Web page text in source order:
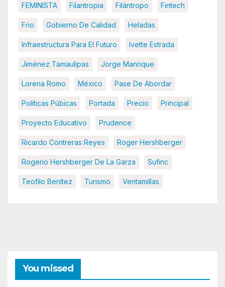
FEMINISTA Filantropia Filántropo Fintech
Frio Gobierno De Calidad Heladas
Infraestructura Para El Futuro Ivette Estrada
Jiménez Tamaulipas Jorge Manrique
Lorena Romo México Pase De Abordar
Políticas Púbicas Portada Precio Principal
Proyecto Educativo Prudence
Ricardo Contreras Reyes Roger Hershberger
Rogerio Hershberger De La Garza Sufinc
Teofilo Benítez Turismo Ventamillas
You missed